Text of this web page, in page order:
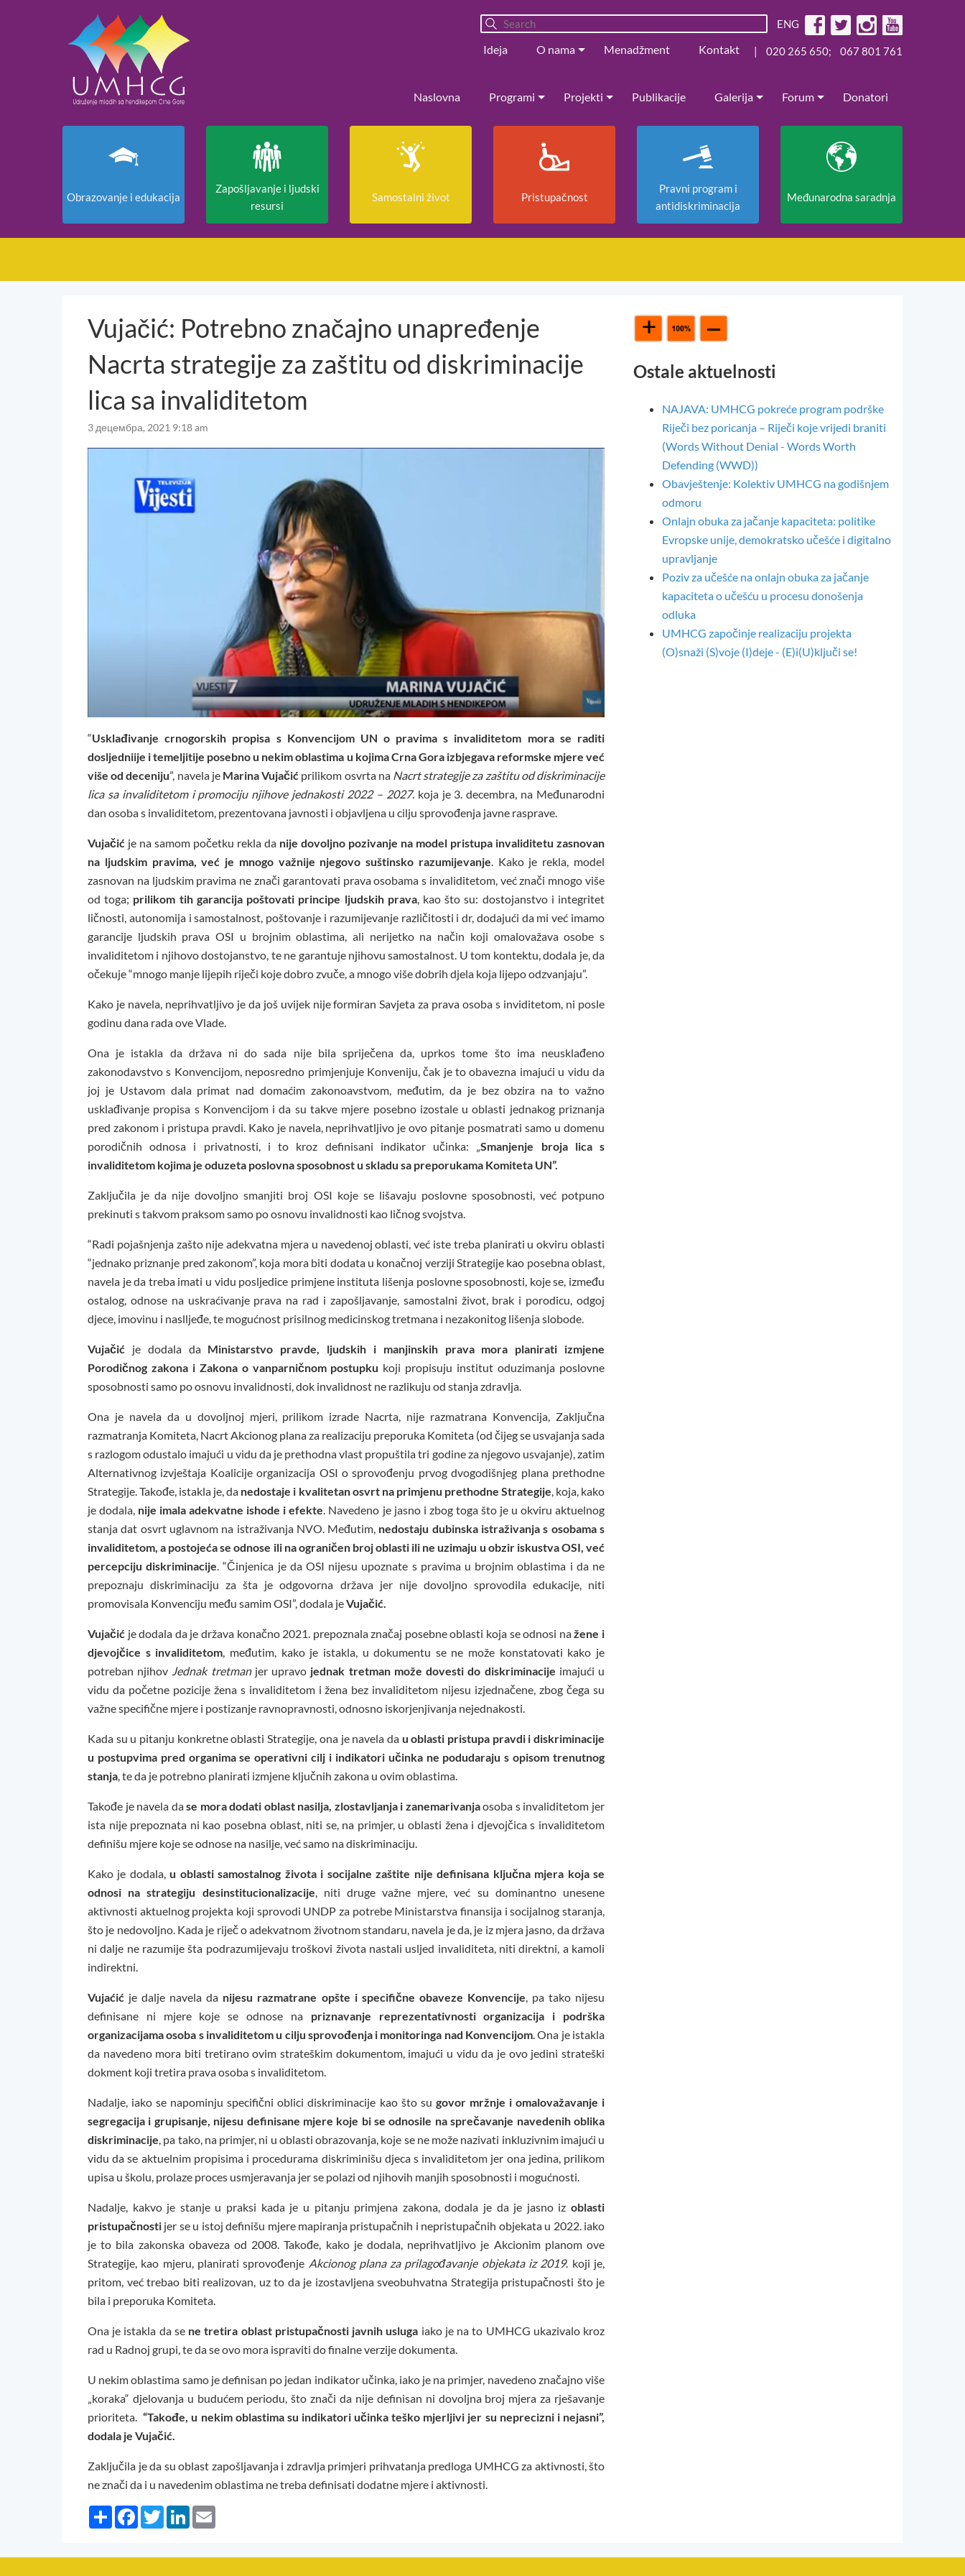
ENG
Ideja O nama Menadžment Kontakt | 020 265 650; 067 801 761
Naslovna Programi Projekti Publikacije Galerija Forum Donatori
Obrazovanje i edukacija
Zapošljavanje i ljudski
resursi
Samostalni život Pristupačnost
Pravni program i
antidiskriminacija
Međunarodna saradnja
Vujačić: Potrebno značajno unapređenje
Nacrta strategije za zaštitu od diskriminacije
lica sa invaliditetom
3 децембра, 2021 9:18 am
“Usklađivanje crnogorskih propisa s Konvencijom UN o pravima s invaliditetom mora se raditi
dosljedniije i temeljitije posebno u nekim oblastima u kojima Crna Gora izbjegava reformske mjere već
više od deceniju”, navela je Marina Vujačić prilikom osvrta na Nacrt strategije za zaštitu od diskriminacije
lica sa invaliditetom i promociju njihove jednakosti 2022 – 2027.koja je 3. decembra, na Međunarodni
dan osoba s invaliditetom, prezentovana javnosti i objavljena u cilju sprovođenja javne rasprave.
Vujačić je na samom početku rekla da nije dovoljno pozivanje na model pristupa invaliditetu zasnovan
na ljudskim pravima, već je mnogo važnije njegovo suštinsko razumijevanje. Kako je rekla, model
zasnovan na ljudskim pravima ne znači garantovati prava osobama s invaliditetom, već znači mnogo više
od toga; prilikom tih garancija poštovati principe ljudskih prava, kao što su: dostojanstvo i integritet
ličnosti, autonomija i samostalnost, poštovanje i razumijevanje različitosti i dr, dodajući da mi već imamo
garancije ljudskih prava OSI u brojnim oblastima, ali nerijetko na način koji omalovažava osobe s
invaliditetom i njihovo dostojanstvo, te ne garantuje njihovu samostalnost. U tom kontektu, dodala je, da
očekuje “mnogo manje lijepih riječi koje dobro zvuče, a mnogo više dobrih djela koja lijepo odzvanjaju”.
Kako je navela, neprihvatljivo je da još uvijek nije formiran Savjeta za prava osoba s inviditetom, ni posle
godinu dana rada ove Vlade.
Ona je istakla da država ni do sada nije bila spriječena da, uprkos tome što ima neusklađeno
zakonodavstvo s Konvencijom, neposredno primjenjuje Konveniju, čak je to obavezna imajući u vidu da
joj je Ustavom dala primat nad domaćim zakonoavstvom, međutim, da je bez obzira na to važno
usklađivanje propisa s Konvencijom i da su takve mjere posebno izostale u oblasti jednakog priznanja
pred zakonom i pristupa pravdi. Kako je navela, neprihvatljivo je ovo pitanje posmatrati samo u domenu
porodičnih odnosa i privatnosti, i to kroz definisani indikator učinka: „Smanjenje broja lica s
invaliditetom kojima je oduzeta poslovna sposobnost u skladu sa preporukama Komiteta UN”.
Zaključila je da nije dovoljno smanjiti broj OSI koje se lišavaju poslovne sposobnosti, već potpuno
prekinuti s takvom praksom samo po osnovu invalidnosti kao ličnog svojstva.
“Radi pojašnjenja zašto nije adekvatna mjera u navedenoj oblasti, već iste treba planirati u okviru oblasti
“jednako priznanje pred zakonom”, koja mora biti dodata u konačnoj verziji Strategije kao posebna oblast,
navela je da treba imati u vidu posljedice primjene instituta lišenja poslovne sposobnosti, koje se, između
ostalog, odnose na uskraćivanje prava na rad i zapošljavanje, samostalni život, brak i porodicu, odgoj
djece, imovinu i naslljeđe, te mogućnost prisilnog medicinskog tretmana i nezakonitog lišenja slobode.
Vujačić je dodala da Ministarstvo pravde, ljudskih i manjinskih prava mora planirati izmjene
Porodičnog zakona i Zakona o vanparničnom postupku koji propisuju institut oduzimanja poslovne
sposobnosti samo po osnovu invalidnosti, dok invalidnost ne razlikuju od stanja zdravlja.
Ona je navela da u dovoljnoj mjeri, prilikom izrade Nacrta, nije razmatrana Konvencija, Zaključna
razmatranja Komiteta, Nacrt Akcionog plana za realizaciju preporuka Komiteta (od čijeg se usvajanja sada
s razlogom odustalo imajući u vidu da je prethodna vlast propuštila tri godine za njegovo usvajanje), zatim
Alternativnog izvještaja Koalicije organizacija OSI o sprovođenju prvog dvogodišnjeg plana prethodne
Strategije. Takođe, istakla je, da nedostaje i kvalitetan osvrt na primjenu prethodne Strategije, koja, kako
je dodala, nije imala adekvatne ishode i efekte. Navedeno je jasno i zbog toga što je u okviru aktuelnog
stanja dat osvrt uglavnom na istraživanja NVO. Međutim, nedostaju dubinska istraživanja s osobama s
invaliditetom, a postojeća se odnose ili na ograničen broj oblasti ili ne uzimaju u obzir iskustva OSI, već
percepciju diskriminacije. “Činjenica je da OSI nijesu upoznate s pravima u brojnim oblastima i da ne
prepoznaju diskriminaciju za šta je odgovorna država jer nije dovoljno sprovodila edukacije, niti
promovisala Konvenciju među samim OSI”, dodala jeVujačić.
Vujačić je dodala da je država konačno 2021. prepoznala značaj posebne oblasti koja se odnosi nažene i
djevojčice s invaliditetom, međutim, kako je istakla, u dokumentu se ne može konstatovati kako je
potreban njihov Jednak tretman jer upravo jednak tretman može dovesti do diskriminacije imajući u
vidu da početne pozicije žena s invaliditetom i žena bez invaliditetom nijesu izjednačene, zbog čega su
važne specifične mjere i postizanje ravnopravnosti, odnosno iskorjenjivanja nejednakosti.
Kada su u pitanju konkretne oblasti Strategije, ona je navela da u oblasti pristupa pravdi i diskriminacije
u postupvima pred organima se operativni cilj i indikatori učinka ne podudaraju s opisom trenutnog
stanja, te da je potrebno planirati izmjene ključnih zakona u ovim oblastima.
Takođe je navela dase mora dodati oblast nasilja, zlostavljanja i zanemarivanjaosoba s invaliditetom jer
ista nije prepoznata ni kao posebna oblast, niti se, na primjer, u oblasti žena i djevojčica s invaliditetom
definišu mjere koje se odnose na nasilje, već samo na diskriminaciju.
Kako je dodala, u oblasti samostalnog života i socijalne zaštite nije definisana ključna mjera koja se
odnosi na strategiju desinstitucionalizacije, niti druge važne mjere, već su dominantno unesene
aktivnosti aktuelnog projekta koji sprovodi UNDP za potrebe Ministarstva finansija i socijalnog staranja,
što je nedovoljno. Kada je riječ o adekvatnom životnom standaru, navela je da, je iz mjera jasno, da država
ni dalje ne razumije šta podrazumijevaju troškovi života nastali usljed invaliditeta, niti direktni, a kamoli
indirektni.
Vujaćić je dalje navela da nijesu razmatrane opšte i specifične obaveze Konvencije, pa tako nijesu
definisane ni mjere koje se odnose na priznavanje reprezentativnosti organizacija i podrška
organizacijama osoba s invaliditetom u cilju sprovođenja i monitoringa nad Konvencijom. Ona je istakla
da navedeno mora biti tretirano ovim strateškim dokumentom, imajući u vidu da je ovo jedini strateški
dokment koji tretira prava osoba s invaliditetom.
Nadalje, iako se napominju specifični oblici diskriminacije kao što su govor mržnje i omalovažavanje i
segregacija i grupisanje, nijesu definisane mjere koje bi se odnosile na sprečavanje navedenih oblika
diskriminacije, pa tako, na primjer, ni u oblasti obrazovanja, koje se ne može nazivati inkluzivnim imajući u
vidu da se aktuelnim propisima i procedurama diskriminišu djeca s invaliditetom jer ona jedina, prilikom
upisa u školu, prolaze proces usmjeravanja jer se polazi od njihovih manjih sposobnosti i mogućnosti.
Nadalje, kakvo je stanje u praksi kada je u pitanju primjena zakona, dodala je da je jasno iz oblasti
pristupačnosti jer se u istoj definišu mjere mapiranja pristupačnih i nepristupačnih objekata u 2022. iako
je to bila zakonska obaveza od 2008. Takođe, kako je dodala, neprihvatljivo je Akcionim planom ove
Strategije, kao mjeru, planirati sprovođenje Akcionog plana za prilagođavanje objekata iz 2019. koji je,
pritom, već trebao biti realizovan, uz to da je izostavljena sveobuhvatna Strategija pristupačnosti što je
bila i preporuka Komiteta.
Ona je istakla da se ne tretira oblast pristupačnosti javnih usluga iako je na to UMHCG ukazivalo kroz
rad u Radnoj grupi, te da se ovo mora ispraviti do finalne verzije dokumenta.
U nekim oblastima samo je definisan po jedan indikator učinka, iako je na primjer, navedeno značajno više
„koraka“ djelovanja u budućem periodu, što znači da nije definisan ni dovoljna broj mjera za rješavanje
prioriteta. “Takođe, u nekim oblastima su indikatori učinka teško mjerljivi jer su neprecizni i nejasni”,
dodala je Vujačić.
Zaključila je da su oblast zapošljavanja i zdravlja primjeri prihvatanja predloga UMHCG za aktivnosti, što
ne znači da i u navedenim oblastima ne treba definisati dodatne mjere i aktivnosti.
Share FacebookTwitterLinkedIn
Ostale aktuelnosti
NAJAVA: UMHCG pokreće program podrške
Riječi bez poricanja – Riječi koje vrijedi braniti
(Words Without Denial - Words Worth
Defending (WWD))
Obavještenje: Kolektiv UMHCG na godišnjem
odmoru
Onlajn obuka za jačanje kapaciteta: politike
Evropske unije, demokratsko učešće i digitalno
upravljanje
Poziv za učešće na onlajn obuka za jačanje
kapaciteta o učešću u procesu donošenja
odluka
UMHCG započinje realizaciju projekta
(O)snaži (S)voje (I)deje - (E)i(U)ključi se!